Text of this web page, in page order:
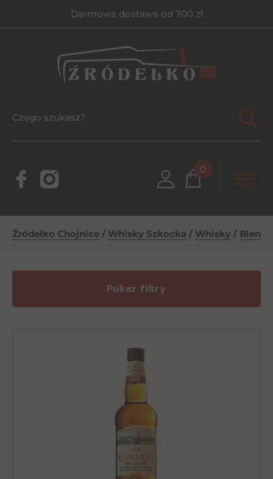
Darmowa dostawa od 700 zł
0
Źródełko Chojnice / Whisky Szkocka / Whisky /
Pokaz filtry